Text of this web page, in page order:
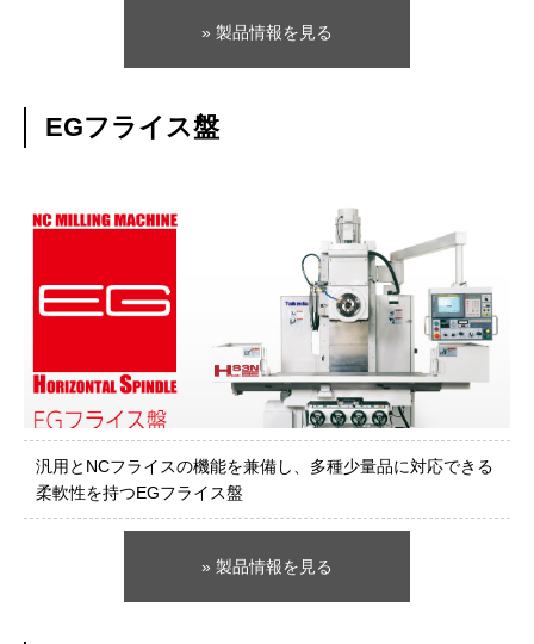
» 製品情報を見る
EGフライス盤
汎用とNCフライスの機能を兼備し、多種少量品に対応できる
柔軟性を持つEGフライス盤
» 製品情報を見る